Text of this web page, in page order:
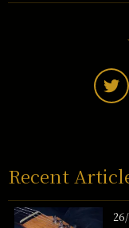
Recent